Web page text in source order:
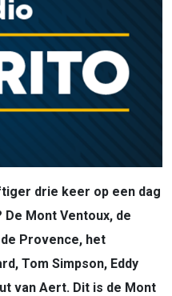
drie keer op een dag
Mont Ventoux, de
Provence, het
Tom Simpson, Eddy
van Aert. Dit is de Mont